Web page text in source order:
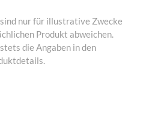
nur für illustrative Zwecke
Produkt abweichen.
die Angaben in den